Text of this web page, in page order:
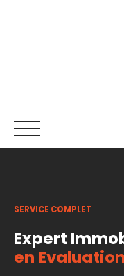
ACCUEIL ACHETER
Être rappelé
SERVICE COMPLET
Expert
en